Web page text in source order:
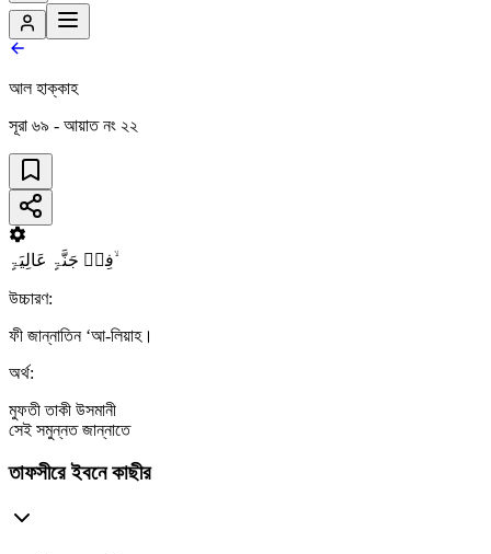
আল হাক্কাহ
সূরা ৬৯ - আয়াত নং ২২
فِیۡ جَنَّۃٍ عَالِیَۃٍ ۙ
উচ্চারণ:
ফী জান্নাতিন ‘আ-লিয়াহ।
অর্থ:
মুফতী তাকী উসমানী
সেই সমুন্নত জান্নাতে
তাফসীরে ইবনে কাছীর